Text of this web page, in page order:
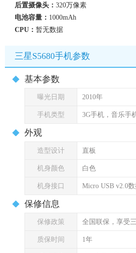
后置摄像头： 320万像素
电池容量： 1000mAh
CPU： 暂无数据
三星S5680手机参数
基本参数
曝光日期 2010年
手机类型 3G手机，音乐手
外观
造型设计 直板
机身颜色 白色
机身接口 Micro USB v2.0数
保修信息
保修政策 全国联保，享受
质保时间 1年